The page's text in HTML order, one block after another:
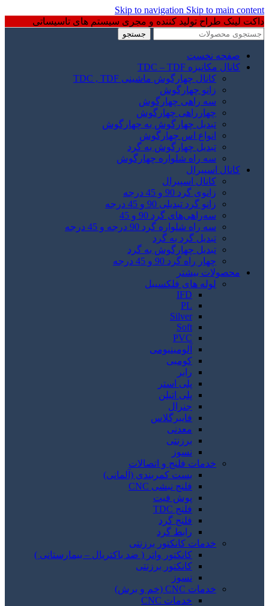
Skip to navigation Skip to main content
داکت لینک طراح تولید کننده و مجری سیستم های تاسیساتی
جستجو
صفحه نخست
کانال مکانیزه TDC – TDF
کانال چهارگوش ماشینی TDC , TDF
زانو چهارگوش
سه راهی چهارگوش
چهارراهی چهارگوش
تبدیل چهارگوش به چهارگوش
انواع اس چهارگوش
تبدیل چهارگوش به گرد
سه راه شلواره چهارگوش
کانال اسپیرال
کانال اسپیرال
زانوی گرد 90 و 45 درجه
زانو گرد تبدیلی 90 و 45 درجه
سه‌راهی‌های گرد 90 و 45
سه راه شلواره گرد 90 درجه و 45 درجه
تبدیل گرد به گرد
تبدیل چهارگوش به گرد
چهار راه گرد 90 و 45 درجه
محصولات بیشتر
لوله های فلکسیبل
IFD
PL
Silver
Soft
PVC
آلومینیومی
کومبی
رابر
پلی استر
پلی اتیلن
جنرال
فایبرگلاس
معدنی
برزنتی
نسوز
خدمات فلنج و اتصالات
بست کمربندی (آلمانی)
فلنج نبشی CNC
پوش فیت
فلنج TDC
فلنج گرد
رابط گرد
خدمات کانکتور برزنتی
کانکتور واتر ( ضد باکتریال – بیمارستانی )
کانکتور برزنتی
نسوز
خدمات CNC (خم و برش)
خدمات CNC